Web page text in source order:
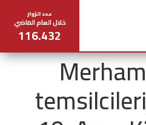
عدد الزوار
خلال العام الماضي
116.432